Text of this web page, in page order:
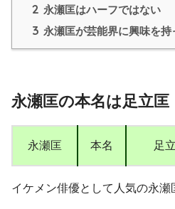
2 永瀬匡はハーフではない
3 永瀬匡が芸能界に興味を持
永瀬匡の本名は足立匡
永瀬匡 本名 足
イケメン俳優として人気の永瀬